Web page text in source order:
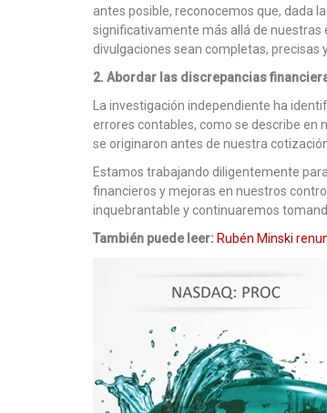
antes posible, reconocemos que, dada
significativamente más allá de
divulgaciones sean completas, precisas
2. Abordar las discrepancias
La investigación independiente ha
errores contables, como se describe en
se originaron antes de nuestra
Estamos trabajando diligentemente
financieros y mejoras en nuestros
inquebrantable y continuaremos
También puede leer: Rubén Minski